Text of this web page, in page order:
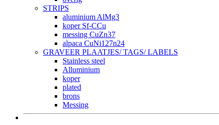
STRIPS
aluminium AlMg3
koper Sf-CCu
messing CuZn37
alpaca CuNi127n24
GRAVEER PLAATJES/ TAGS/ LABELS
Stainless steel
Alluminium
koper
plated
brons
Messing